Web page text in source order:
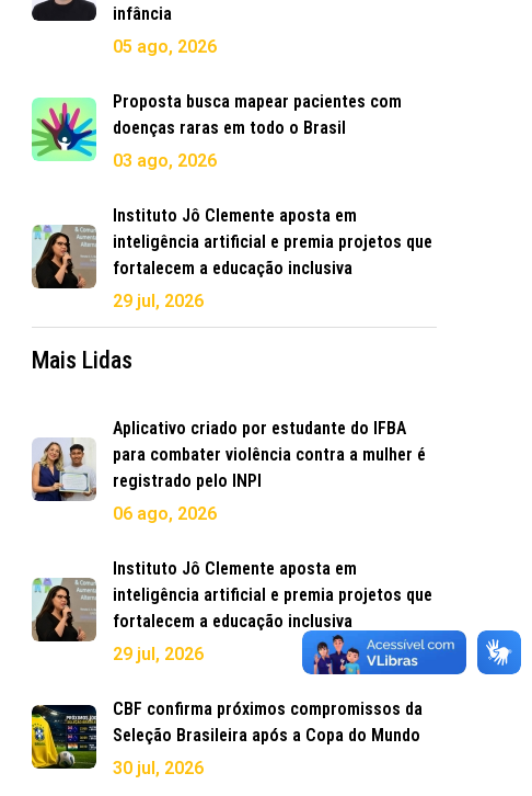
infância
05 ago, 2026
Proposta busca mapear pacientes com
doenças raras em todo o Brasil
03 ago, 2026
Instituto Jô Clemente aposta em
inteligência artificial e premia projetos que
fortalecem a educação inclusiva
29 jul, 2026
Mais Lidas
Aplicativo criado por estudante do IFBA
para combater violência contra a mulher é
registrado pelo INPI
06 ago, 2026
Instituto Jô Clemente aposta em
inteligência artificial e premia projetos que
fortalecem a educação inclusiva
29 jul, 2026
CBF confirma próximos compromissos da
Seleção Brasileira após a Copa do Mundo
30 jul, 2026